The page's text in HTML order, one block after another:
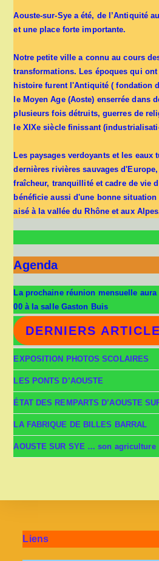
Aouste-sur-Sye a été, de l’Antiquité
et une place forte importante.
Notre petite ville a connu au cours
transformations. Les époques qui
histoire furent l'Antiquité ( fondation
le Moyen Age (Aoste) enserrée dans
plusieurs fois détruits, guerres de
le XIXe siècle finissant
Les paysages verdoyants et les eaux
dernières rivières sauvages
fraîcheur, tranquillité et cadre de vie
bénéficie aussi d'une bonne
aisé à la vallée du Rhône et aux
Agenda
La prochaine réunion mensuelle
00 à la salle Gaston Buis
DERNIERS
EXPOSITION PHOTOS SCOLAIRES
LES PONTS D’AOUSTE
ÉTAT DES REMPARTS D’AOUSTE
LA FABRIQUE DE BILLES BARRAL
AOUSTE SUR SYE … son agriculture
Liens